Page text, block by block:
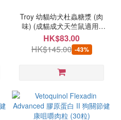
Troy 幼貓幼犬杜蟲糖漿 (肉
味) (成貓成犬天竺鼠適用)
50ml (最佳食用期：
03/2027)
HK$83.00
HK$145.00 -43%